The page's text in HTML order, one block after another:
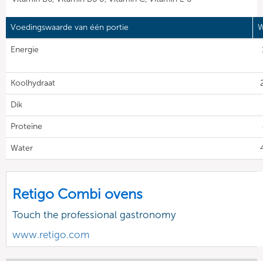
Voedingswaarde van één portie
Energie
Koolhydraat
Dik
Proteïne
Water
Retigo Combi ovens
Touch the professional gastronomy
www.retigo.com